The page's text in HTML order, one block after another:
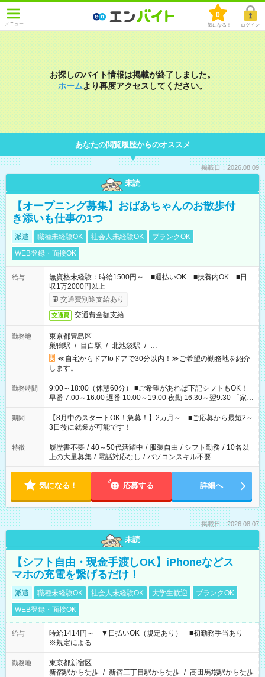
メニュー
0
気になる！ ログイン
お探しのバイト情報は掲載が終了しました。
ホームより再度アクセスしてください。
あなたの閲覧履歴からのオススメ
掲載日：2026.08.09
未読
【オープニング募集】おばあちゃんのお散歩付
き添いも仕事の1つ
派遣 職種未経験OK 社会人未経験OK
ブランクOK
WEB登録・面接OK
給与
無資格未経験：時給1500円～ ■週払いOK ■扶養内OK ■日
収1万2000円以上
交通費別途支給あり
交通費 交通費全額支給
勤務地
東京都豊島区
巣鴨駅 / 目白駅 / 北池袋駅 / …
≪自宅からドアtoドアで30分以内！≫ご希望の勤務地を紹介
します。
勤務時間
9:00～18:00（休憩60分） ■ご希望があれば下記シフトもOK！
早番 7:00～16:00 遅番 10:00～19:00 夜勤 16:30～翌9:30 「家族
と休みを合わせたい」 「余裕を持って夕飯の準備がしたい」
「できれば残業はしたくない」 など、ご希望を教えてください
ね。 ※Wワーク希望の方へ 今ご覧のお仕事で希望する勤務時間
と、もう1つのお仕事の勤務時間。 合計で週40時間を超える場
合は応募できません。
期間
【8月中のスタートOK！急募！】2カ月～ ■ご応募から最短2～
3日後に就業が可能です！
特徴 履歴書不要 / 40～50代活躍中 / 服装自由 / シフト勤務 / 10名以
上の大量募集 / 電話対応なし / パソコンスキル不要
気になる！ 応募する 詳細へ
掲載日：2026.08.07
未読
【シフト自由・現金手渡しOK】iPhoneなどス
マホの充電を繋げるだけ！
派遣 職種未経験OK 社会人未経験OK 大学生歓迎
ブランクOK
WEB登録・面接OK
給与
時給1414円～ ▼日払いOK（規定あり） ■初勤務手当あり
※規定による
勤務地
東京都新宿区
新宿駅から徒歩 / 新宿三丁目駅から徒歩 / 高田馬場駅から徒歩